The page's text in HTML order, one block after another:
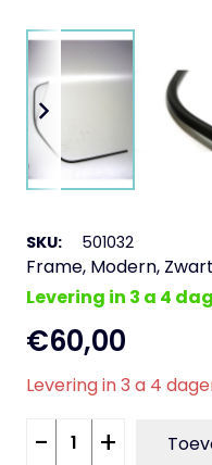
SKU: 501032
Frame, Modern,
Levering in 3 a 4
€60,00
Levering in 3 a 4
Sierlijst
- +